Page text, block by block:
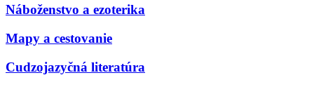
Náboženstvo a ezoterika
Mapy a cestovanie
Cudzojazyčná literatúra